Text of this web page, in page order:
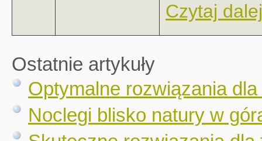
Czytaj
Ostatnie artykuły
Optymalne rozwiązania dla
Noclegi blisko natury w